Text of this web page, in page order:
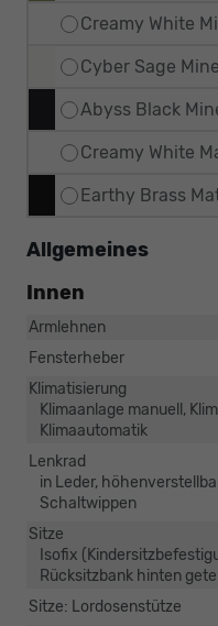
Creamy White
Cyber Sage
Abyss Black
Creamy White
Earthy Brass
Allgemeines
Innen
Armlehnen
Fensterheber
Klimatisierung
Klimaanlage manuell,
Klimaautomatik
Lenkrad
in Leder,
Schaltwippen
Sitze
Isofix
Rücksitzbank hinten
Sitze: Lordosenstütze